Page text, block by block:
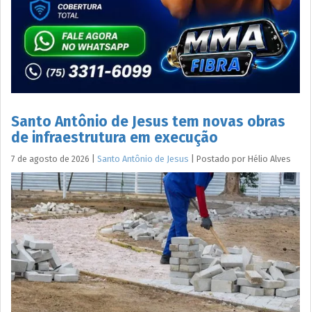
Santo Antônio de Jesus tem novas obras
de infraestrutura em execução
7 de agosto de 2026 Santo Antônio de Jesus Postado por Hélio Alves